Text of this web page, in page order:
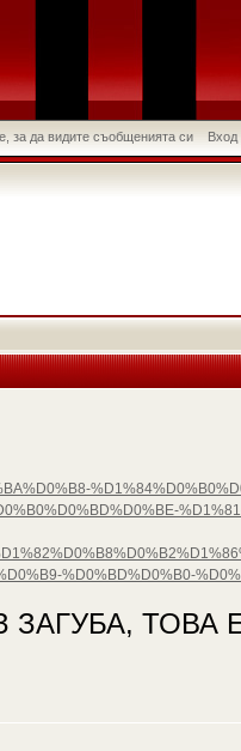
за да видите съобщенията си Вход
%D0%BD%D0%B0-
ЗАГУБА, ТОВА